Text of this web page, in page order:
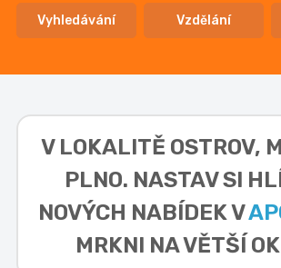
Vyhledávání Vzdělání
V LOKALITĚ OSTROV,
PLNO. NASTAV SI
NOVÝCH NABÍDEK V
MRKNI NA VĚTŠÍ